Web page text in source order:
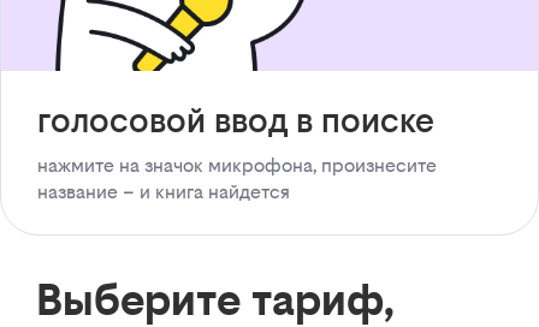
голосовой ввод в поиске
нажмите на значок микрофона, произнесите
название – и книга найдется
Выберите тариф,